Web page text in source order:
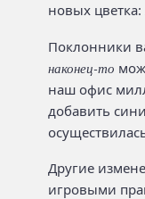
новых
Поклонники
наконец-то
наш офис
добавить
Другие
игровыми